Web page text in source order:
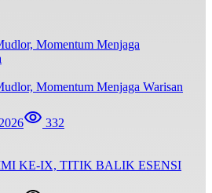
Momentum Menjaga Warisan
332
KE-IX, TITIK BALIK ESENSI